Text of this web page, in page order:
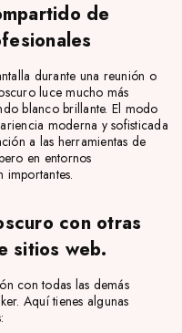
de
durante una reunión o
luce mucho más
blanco brillante. El modo
moderna y sofisticada
a las herramientas de
en entornos
importantes.
con otras
sitios web.
con todas las demás
Aquí tienes algunas